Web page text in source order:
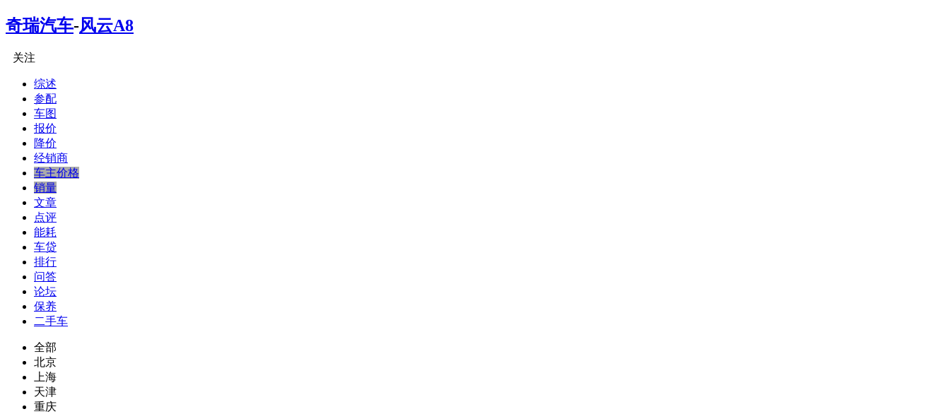
奇瑞汽车-风云A8
关注
综述
参配
车图
报价
降价
经销商
车主价格
销量
文章
点评
能耗
车贷
排行
问答
论坛
保养
二手车
全部
北京
上海
天津
重庆